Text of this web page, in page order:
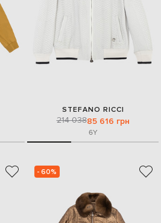
STEFANO RICCI
214 03885 616 грн
6Y
- 60%